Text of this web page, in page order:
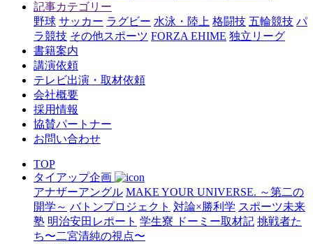
記事カテゴリー
野球 サッカー ラグビー 水泳・陸上 格闘技 五輪競技 パ
ラ競技 その他スポーツ FORZA EHIME 独立リーグ
書籍案内
講演依頼
テレビ出演・取材依頼
会社概要
採用情報
協賛パートナー
お問い合わせ
TOP
タイアップ企画
アナザーアングル MAKE YOUR UNIVERSE. ～第二の
開学～ バトンプロジェクト 対論×勝利学 スポーツ未来
塾 明治安田レポート 学生寮 ドーミー取材記 挑戦者た
ち〜二宮清純の視点〜